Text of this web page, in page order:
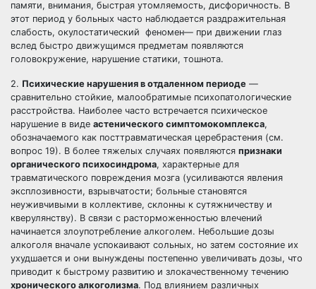
памяти, внимания, быстрая утомляемость, дисфоричность. В
этот период у больных часто наблюдается раздражительная
слабость, окулостатический феномен— при движении глаз
вслед быстро движущимся предметам появляются
головокружение, нарушение статики, тошнота.
2. Психические нарушения в отдаленном периоде —
сравнительно стойкие, малообратимые психопатологические
расстройства. Наиболее часто встречается психическое
нарушение в виде астенического симптомокомплекса,
обозначаемого как посттравматическая церебрастения (см.
вопрос 19). В более тяжелых случаях появляются признаки
органического психосиндрома, характерные для
травматического повреждения мозга (усиливаются явления
эксплозивности, взрывчатости; больные становятся
неуживчивыми в коллективе, склонны к сутяжничеству и
кверулянству). В связи с расторможенностью влечений
начинается злоупотребление алкоголем. Небольшие дозы
алкоголя вначале успокаивают сольных, но затем состояние их
ухудшается и они вынуждены постепенно увеличивать дозы, что
приводит к быстрому развитию и злокачественному течению
хронического алкоголизма. Под влиянием различных